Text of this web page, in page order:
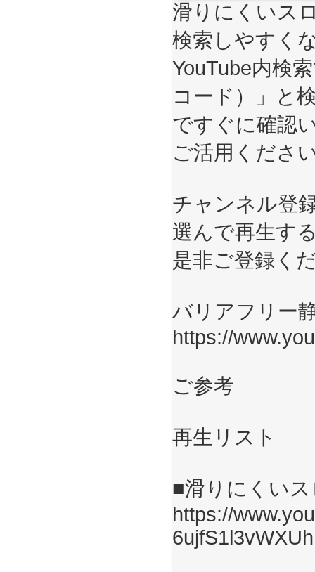
滑りにくいス
検索しやすく
YouTube内検
コード）」と
ですぐに確認
ご活用くださ
チャンネル登
選んで再生す
是非ご登録く
バリアフリー
https://
ご参考
再生リスト
■滑りにくい
https://